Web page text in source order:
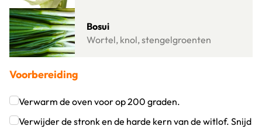
Bosui
Wortel, knol, stengelgroenten
Lees meer over Bosui
Voorbereiding
Verwarm de oven voor op 200 graden.
Klik om dit selectievakje aan te vinken
Verwijder de stronk en de harde kern van de witlof. Snijd